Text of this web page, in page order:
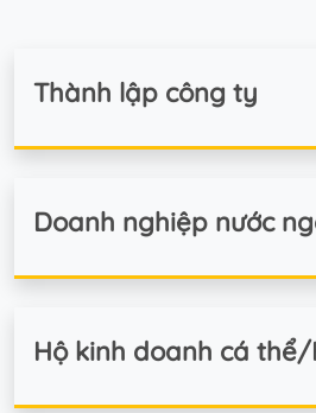
Thành lập công ty
Doanh nghiệp nước
Hộ kinh doanh cá